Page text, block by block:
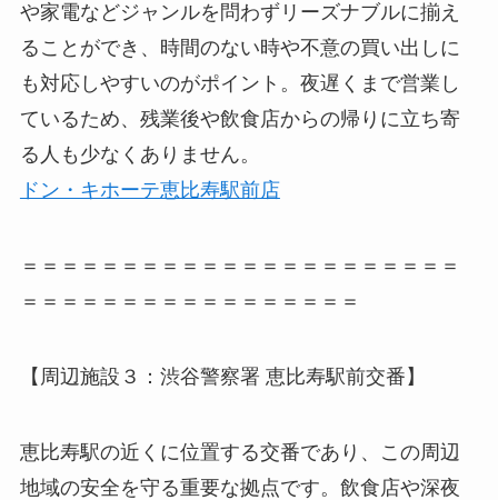
や家電などジャンルを問わずリーズナブルに揃え
ることができ、時間のない時や不意の買い出しに
も対応しやすいのがポイント。夜遅くまで営業し
ているため、残業後や飲食店からの帰りに立ち寄
る人も少なくありません。
ドン・キホーテ恵比寿駅前店
＝＝＝＝＝＝＝＝＝＝＝＝＝＝＝＝＝＝＝＝＝＝
＝＝＝＝＝＝＝＝＝＝＝＝＝＝＝＝＝
【周辺施設３：渋谷警察署 恵比寿駅前交番】
恵比寿駅の近くに位置する交番であり、この周辺
地域の安全を守る重要な拠点です。飲食店や深夜